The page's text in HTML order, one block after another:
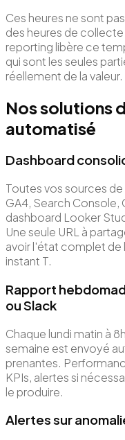
Ces heures ne sont
des heures de
reporting libère ce
qui sont les seules
réellement de la valeur.
Nos solutions
automatisé
Dashboard
Toutes vos sources
GA4, Search Console,
dashboard Looker
Une seule URL à
avoir l'état complet de
instant T.
Rapport
ou Slack
Chaque lundi matin à
semaine est envoyé
prenantes.
KPIs, alertes si
le produire.
Alertes sur